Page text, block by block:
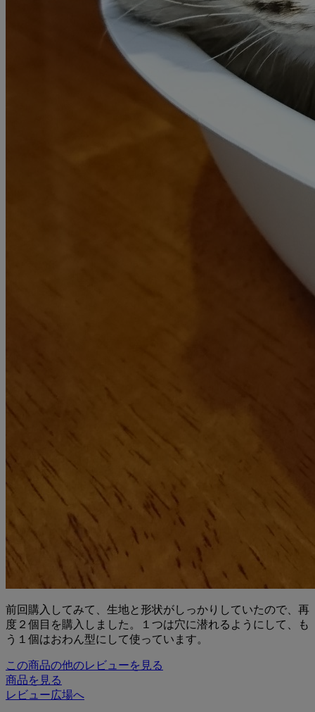
前回購入してみて、生地と形状がしっかりしていたので、再
度２個目を購入しました。１つは穴に潜れるようにして、も
う１個はおわん型にして使っています。
この商品の他のレビューを見る
商品を見る
レビュー広場へ